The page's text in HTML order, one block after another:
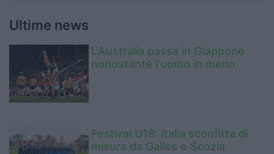
Ultime news
L'Australia passa in Giappone
nonostante l'uomo in meno
Festival U18: Italia sconfitta di
misura da Galles e Scozia